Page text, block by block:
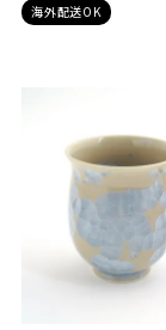
海外配送OK